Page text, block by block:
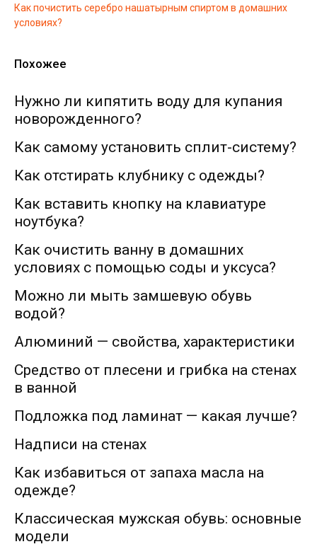
Как почистить серебро нашатырным спиртом в домашних
условиях?
Похожее
Нужно ли кипятить воду для купания
новорожденного?
Как самому установить сплит-систему?
Как отстирать клубнику с одежды?
Как вставить кнопку на клавиатуре
ноутбука?
Как очистить ванну в домашних
условиях с помощью соды и уксуса?
Можно ли мыть замшевую обувь
водой?
Алюминий — свойства, характеристики
Средство от плесени и грибка на стенах
в ванной
Подложка под ламинат — какая лучше?
Надписи на стенах
Как избавиться от запаха масла на
одежде?
Классическая мужская обувь: основные
модели